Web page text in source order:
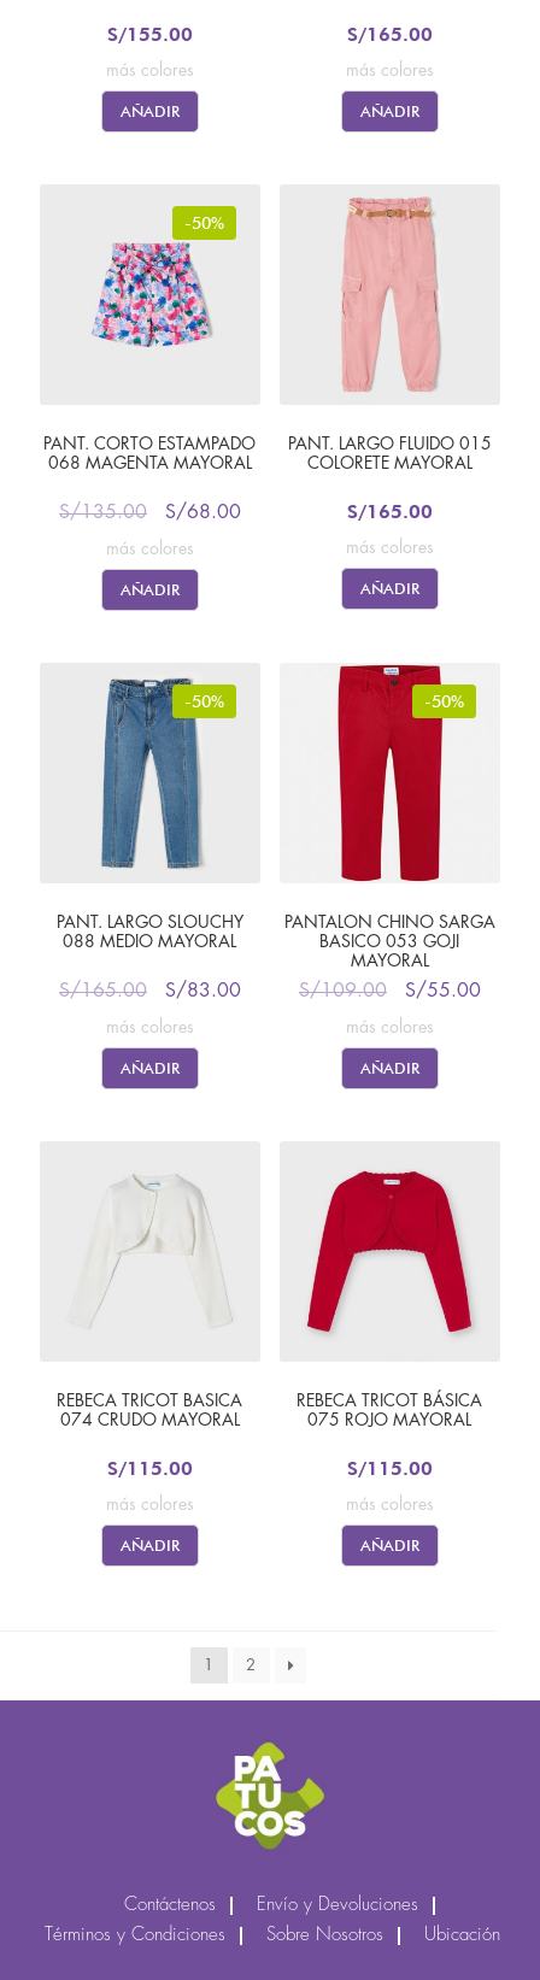
S/155.00
más colores
AÑADIR
S/165.00
más colores
AÑADIR
-50%
PANT. CORTO ESTAMPADO
068 MAGENTA MAYORAL
S/135.00 S/68.00
más colores
AÑADIR
PANT. LARGO FLUIDO 015
COLORETE MAYORAL
S/165.00
más colores
AÑADIR
-50%
PANT. LARGO SLOUCHY
088 MEDIO MAYORAL
S/165.00 S/83.00
más colores
AÑADIR
-50%
PANTALON CHINO SARGA
BASICO 053 GOJI
MAYORAL
S/109.00 S/55.00
más colores
AÑADIR
REBECA TRICOT BASICA
074 CRUDO MAYORAL
S/115.00
más colores
AÑADIR
REBECA TRICOT BÁSICA
075 ROJO MAYORAL
S/115.00
más colores
AÑADIR
1 2
Contáctenos
Envío y Devoluciones
Términos y Condiciones
Sobre Nosotros Ubicación